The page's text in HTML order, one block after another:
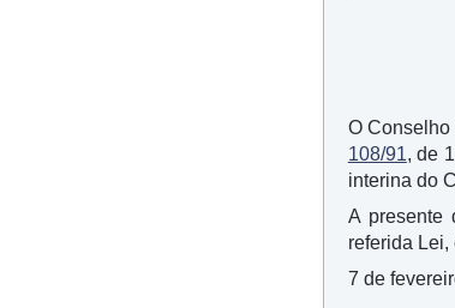
O
108/91, de
interina do
A presente
referida
7 de